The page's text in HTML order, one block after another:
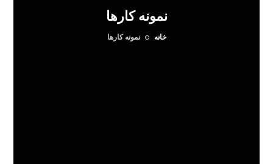
نمونه کارها
خانه نمونه کارها